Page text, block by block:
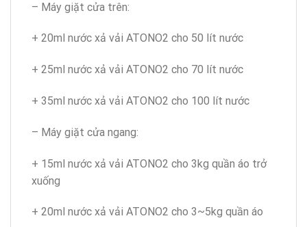
– Máy giặt cửa trên:
+ 20ml nước xả vải ATONO2 cho 50 lít nước
+ 25ml nước xả vải ATONO2 cho 70 lít nước
+ 35ml nước xả vải ATONO2 cho 100 lít nước
– Máy giặt cửa ngang:
+ 15ml nước xả vải ATONO2 cho 3kg quần áo trở
xuống
+ 20ml nước xả vải ATONO2 cho 3~5kg quần áo